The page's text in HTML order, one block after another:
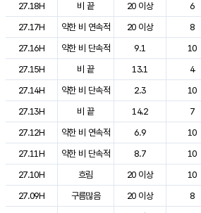
27.18H
비 끝 20 이상 6
27.17H
약한 비 연속적 20 이상 8
27.16H
약한 비 단속적 9.1 10
27.15H
비 끝 13.1 4
27.14H
약한 비 단속적 2.3 10
27.13H
비 끝 14.2 7
27.12H
약한 비 연속적 6.9 10
27.11H
약한 비 단속적 8.7 10
27.10H
흐림 20 이상 10
27.09H
구름많음 20 이상 8